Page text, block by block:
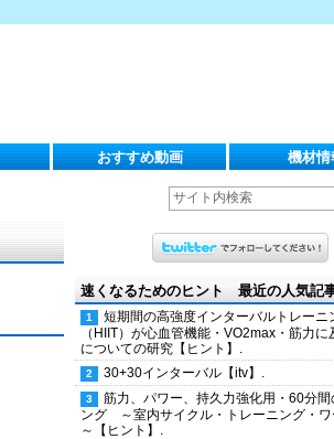
おすすめ動画 機材情
速くなるためのヒント 最近の人気記
短期間の高強度インターバルトレーニ
（HIIT）が心血管機能・VO2max・筋力に
についての研究【ヒント】.
30+30インターバル【itv】.
筋力、パワー、持久力強化用・60分間
ング ～室内サイクル・トレーニング・ワ
～【ヒント】.